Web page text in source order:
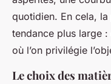
quotidien. En cela, la
tendance plus large
où l’on privilégie
Le choix des